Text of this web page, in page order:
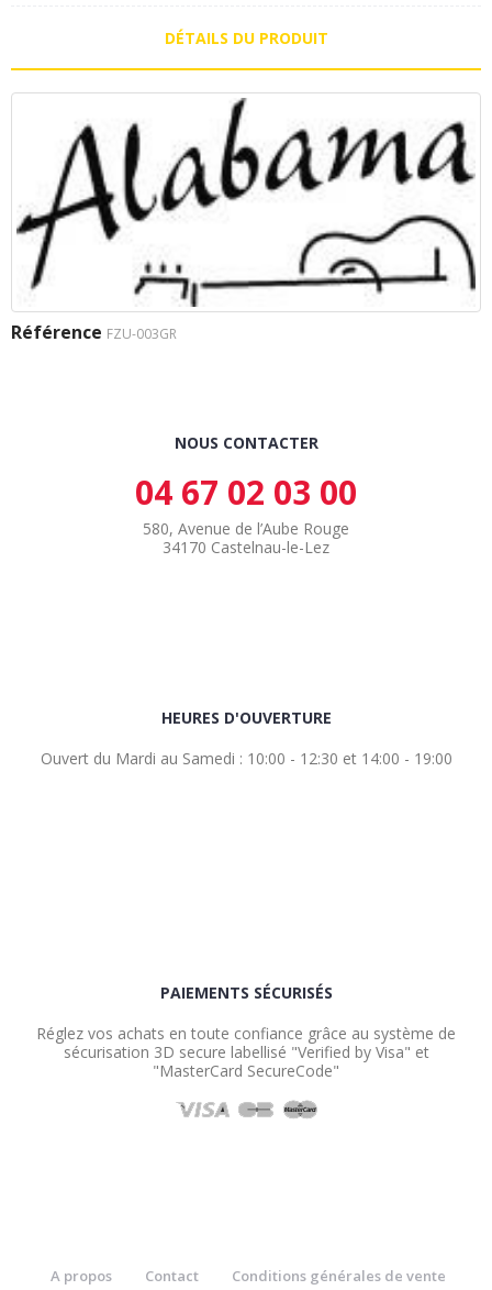
DÉTAILS DU PRODUIT
Référence FZU-003GR
NOUS CONTACTER
04 67 02 03 00
580, Avenue de l’Aube Rouge
34170 Castelnau-le-Lez
HEURES D'OUVERTURE
Ouvert du Mardi au Samedi : 10:00 - 12:30 et 14:00 - 19:00
PAIEMENTS SÉCURISÉS
Réglez vos achats en toute confiance grâce au système de
sécurisation 3D secure labellisé "Verified by Visa" et
"MasterCard SecureCode"
A propos Contact Conditions générales de vente